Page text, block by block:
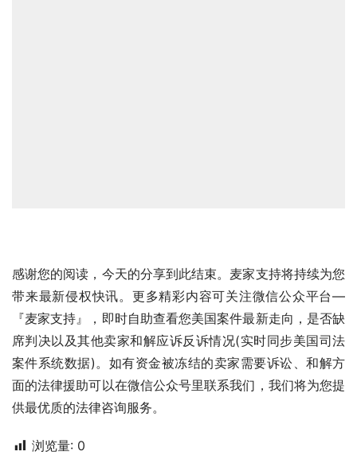
感谢您的阅读，今天的分享到此结束。麦家支持将持续为您
带来最新侵权快讯。更多精彩内容可关注微信公众平台—
『麦家支持』，即时自助查看您美国案件最新走向，是否缺
席判决以及其他卖家和解应诉反诉情况(实时同步美国司法
案件系统数据)。如有资金被冻结的卖家需要诉讼、和解方
面的法律援助可以在微信公众号里联系我们，我们将为您提
供最优质的法律咨询服务。
浏览量: 0